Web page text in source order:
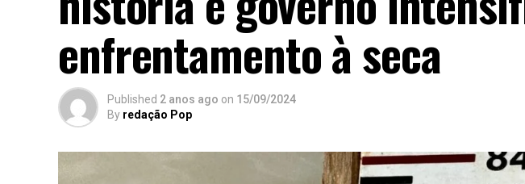
enfrentamento à seca
Published 2 anos ago on 15/09/2024
By redação Pop